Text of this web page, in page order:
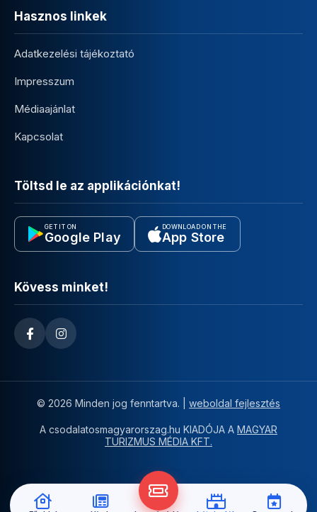
Hasznos linkek
Adatkezelési tájékoztató
Impresszum
Médiaajánlat
Kapcsolat
Töltsd le az applikációnkat!
GET IT ON
Google Play
DOWNLOAD ON THE
App Store
Kövess minket!
© 2026 Minden jog fenntartva. | weboldal fejlesztés
A csodalatosmagyarorszag.hu KIADÓJA A MAGYAR
TURIZMUS MÉDIA KFT.